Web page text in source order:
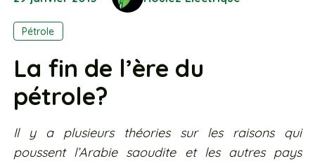
Pétrole
La fin de l’ère du
pétrole?
Il y a plusieurs théories sur les raisons qui
poussent l’Arabie saoudite et les autres pays